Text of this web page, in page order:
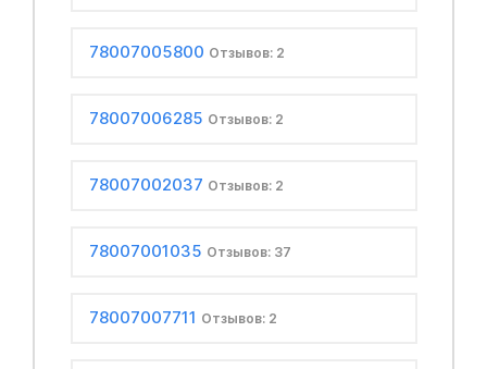
78007005800 Отзывов: 2
78007006285 Отзывов: 2
78007002037 Отзывов: 2
78007001035 Отзывов: 37
78007007711 Отзывов: 2